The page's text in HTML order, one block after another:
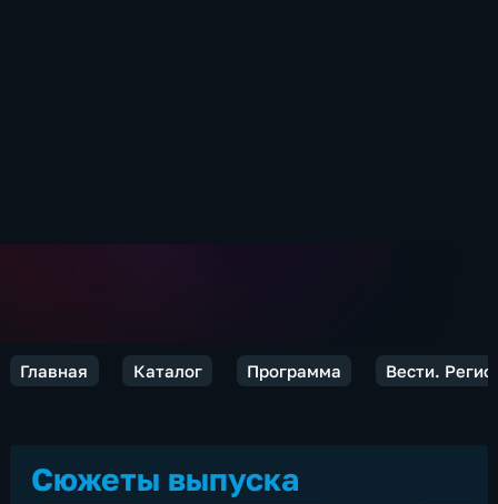
Главная Каталог Программа Вести.
Сюжеты выпуска